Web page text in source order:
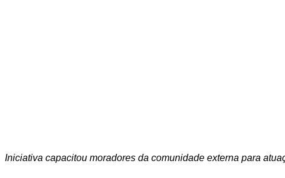
Iniciativa capacitou moradores da comunidade externa para